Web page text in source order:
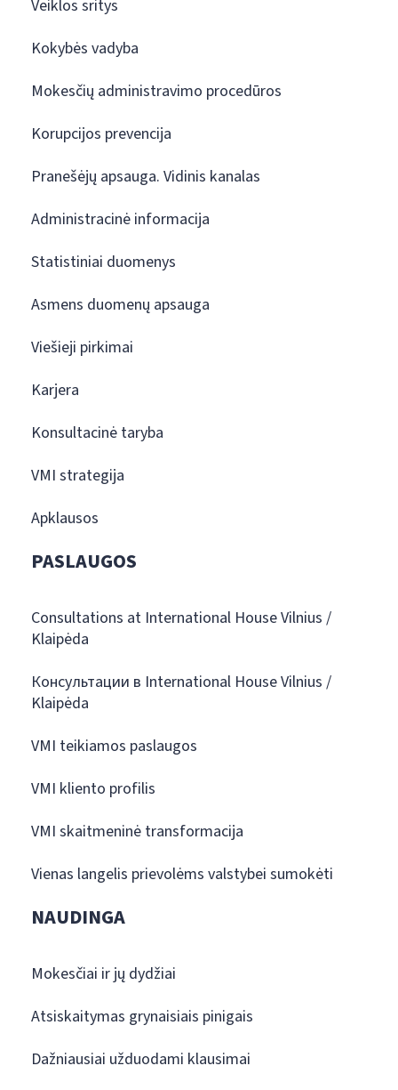
Veiklos sritys
Kokybės vadyba
Mokesčių administravimo procedūros
Korupcijos prevencija
Pranešėjų apsauga. Vidinis kanalas
Administracinė informacija
Statistiniai duomenys
Asmens duomenų apsauga
Viešieji pirkimai
Karjera
Konsultacinė taryba
VMI strategija
Apklausos
PASLAUGOS
Consultations at International House Vilnius /
Klaipėda
Консультации в International House Vilnius /
Klaipėda
VMI teikiamos paslaugos
VMI kliento profilis
VMI skaitmeninė transformacija
Vienas langelis prievolėms valstybei sumokėti
NAUDINGA
Mokesčiai ir jų dydžiai
Atsiskaitymas grynaisiais pinigais
Dažniausiai užduodami klausimai